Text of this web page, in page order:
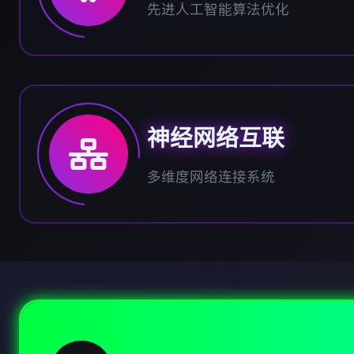
先进人工智能算法优化
神经网络互联
多维度网络连接系统